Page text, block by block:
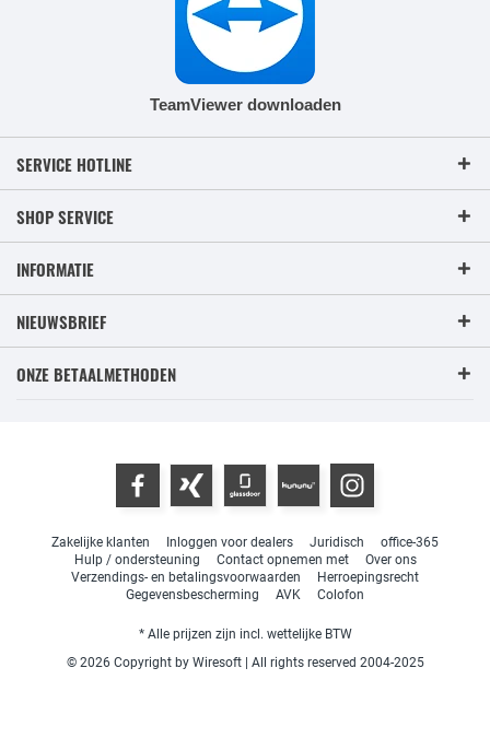
TeamViewer downloaden
SERVICE HOTLINE
SHOP SERVICE
INFORMATIE
NIEUWSBRIEF
ONZE BETAALMETHODEN
Zakelijke klanten Inloggen voor dealers Juridisch
office-365
Hulp / ondersteuning
Contact opnemen met
Over ons
Verzendings- en betalingsvoorwaarden
Herroepingsrecht
Gegevensbescherming
AVK Colofon
* Alle prijzen zijn incl. wettelijke BTW
© 2026 Copyright by Wiresoft | All rights reserved 2004-2025